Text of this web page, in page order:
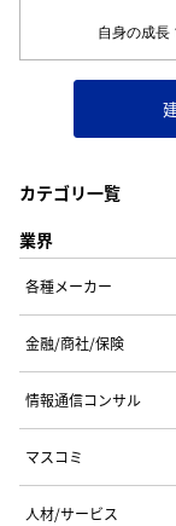
カテゴリ一覧
業界
各種メーカー
金融/商社/保険
情報通信コンサル
マスコミ
人材/サービス